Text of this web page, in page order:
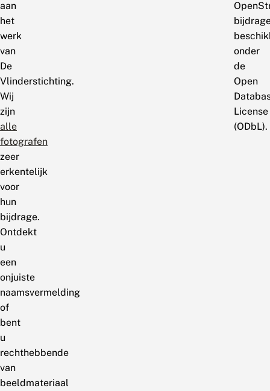
aan
het
werk
van
De
Vlinderstichting.
Wij
zijn
alle
fotografen
zeer
erkentelijk
voor
hun
bijdrage.
Ontdekt
u
een
onjuiste
naamsvermelding
of
bent
u
rechthebbende
van
beeldmateriaal
onder
de
Open
License
(ODbL).